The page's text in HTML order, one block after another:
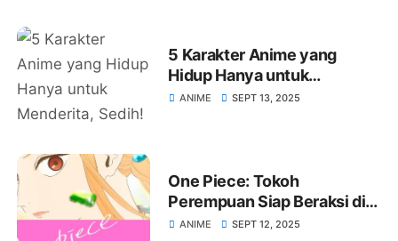
5 Karakter Anime yang
Hidup Hanya untuk
Menderita, Sedih!
ANIME SEPT 13, 2025
One Piece: Tokoh
Perempuan Siap Beraksi di
Anime
ANIME SEPT 12, 2025